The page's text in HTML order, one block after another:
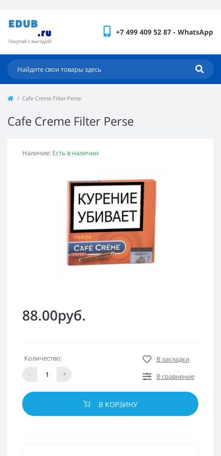
+7 499 409 52 87 - WhatsApp
Cafe Creme Filter Perse
Cafe Creme Filter Perse
Наличие: Есть в наличии
88.00руб.
Количество:
-
+
В закладки
В сравнение
В КОРЗИНУ